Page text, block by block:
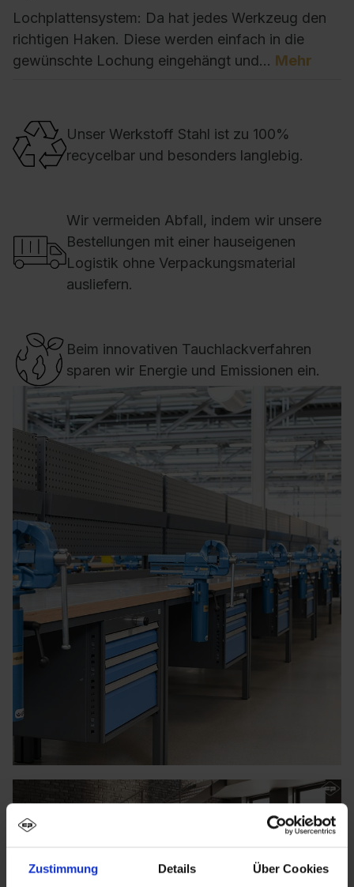
Zustimmung Details Über Cookies
Lochplattensystem: Da hat jedes Werkzeug den
richtigen Haken. Diese werden einfach in die
gewünschte Lochung eingehängt und… Mehr
Unser Werkstoff Stahl ist zu 100%
recycelbar und besonders langlebig.
Wir vermeiden Abfall, indem wir unsere
Bestellungen mit einer hauseigenen
Logistik ohne Verpackungsmaterial
ausliefern.
Beim innovativen Tauchlackverfahren
sparen wir Energie und Emissionen ein.